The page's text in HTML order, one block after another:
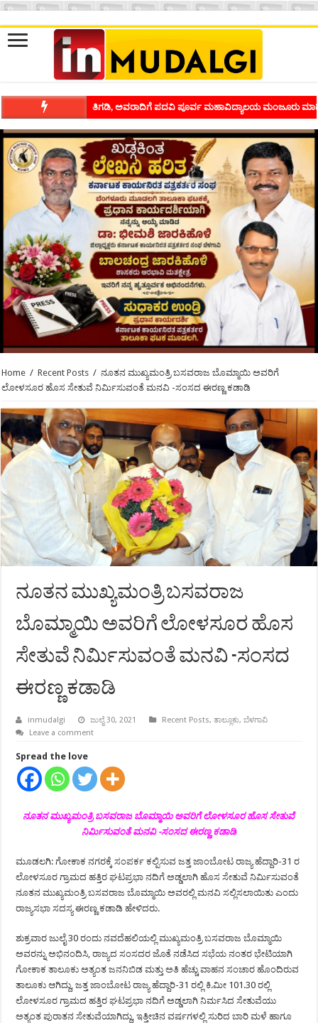
ಶಿವಾಪುರದಲ್ಲಿ ಕವಿಗೋಷ್ಠಿಯ ಸಂಭ್ರಮ ಭಾವನೆಗಳನ್ನು ಕಟ್ಟಿಕೊಡುವ
Home / Recent Posts / ನೂತನ ಮುಖ್ಯಮಂತ್ರಿ ಬಸವರಾಜ ಬೊಮ್ಮಾಯಿ ಅವರಿಗೆ
ಲೋಳಸೂರ ಹೊಸ ಸೇತುವೆ ನಿರ್ಮಿಸುವಂತೆ ಮನವಿ -ಸಂಸದ ಈರಣ್ಣ ಕಡಾಡಿ
ನೂತನ ಮುಖ್ಯಮಂತ್ರಿ ಬಸವರಾಜ
ಬೊಮ್ಮಾಯಿ ಅವರಿಗೆ ಲೋಳಸೂರ ಹೊಸ
ಸೇತುವೆ ನಿರ್ಮಿಸುವಂತೆ ಮನವಿ -ಸಂಸದ
ಈರಣ್ಣ ಕಡಾಡಿ
inmudalgi ಜುಲೈ 30, 2021 Recent Posts,ತಾಲ್ಲೂಕು,ಬೆಳಗಾವಿ
Leave a comment
Spread the love
ನೂತನ ಮುಖ್ಯಮಂತ್ರಿ ಬಸವರಾಜ ಬೊಮ್ಮಾಯಿ ಅವರಿಗೆ ಲೋಳಸೂರ ಹೊಸ ಸೇತುವೆ
ನಿರ್ಮಿಸುವಂತೆ ಮನವಿ -ಸಂಸದ ಈರಣ್ಣ ಕಡಾಡಿ
ಮೂಡಲಗಿ: ಗೋಕಾಕ ನಗರಕ್ಕೆ ಸಂಪರ್ಕ ಕಲ್ಪಿಸುವ ಜತ್ತ ಜಾಂಬೋಟ ರಾಜ್ಯ ಹೆದ್ದಾರಿ-31 ರ
ಲೋಳಸೂರ ಗ್ರಾಮದ ಹತ್ತಿರ ಘಟಪ್ರಭಾ ನದಿಗೆ ಅಡ್ಡಲಾಗಿ ಹೊಸ ಸೇತುವೆ ನಿರ್ಮಿಸುವಂತೆ
ನೂತನ ಮುಖ್ಯಮಂತ್ರಿ ಬಸವರಾಜ ಬೊಮ್ಮಾಯಿ ಅವರಲ್ಲಿ ಮನವಿ ಸಲ್ಲಿಸಲಾಯಿತು ಎಂದು
ರಾಜ್ಯಸಭಾ ಸದಸ್ಯ ಈರಣ್ಣ ಕಡಾಡಿ ಹೇಳಿದರು.
ಶುಕ್ರವಾರ ಜುಲೈ 30 ರಂದು ನವದೆಹಲಿಯಲ್ಲಿ ಮುಖ್ಯಮಂತ್ರಿ ಬಸವರಾಜ ಬೊಮ್ಮಾಯಿ
ಅವರನ್ನು ಅಭಿನಂದಿಸಿ, ರಾಜ್ಯದ ಸಂಸದರ ಜೊತೆ ನಡೆಸಿದ ಸಭೆಯ ನಂತರ ಭೇಟಿಯಾಗಿ
ಗೋಕಾಕ ತಾಲೂಕು ಅತ್ಯಂತ ಜನನಿಬಿಡ ಮತ್ತು ಅತಿ ಹೆಚ್ಚು ವಾಹನ ಸಂಚಾರ ಹೊಂದಿರುವ
ತಾಲೂಕು ಆಗಿದ್ದು, ಜತ್ತ ಜಾಂಬೋಟ ರಾಜ್ಯ ಹೆದ್ದಾರಿ-31 ರಲ್ಲಿ ಕಿ.ಮೀ 101.30 ರಲ್ಲಿ
ಲೋಳಸೂರ ಗ್ರಾಮದ ಹತ್ತಿರ ಘಟಪ್ರಭಾ ನದಿಗೆ ಅಡ್ಡಲಾಗಿ ನಿರ್ಮಸಿದ ಸೇತುವೆಯು
ಅತ್ಯಂತ ಪುರಾತನ ಸೇತುವೆಯಾಗಿದ್ದು, ಇತ್ತೀಚಿನ ವರ್ಷಗಳಲ್ಲಿ ಸುರಿದ ಬಾರಿ ಮಳೆ ಹಾಗೂ